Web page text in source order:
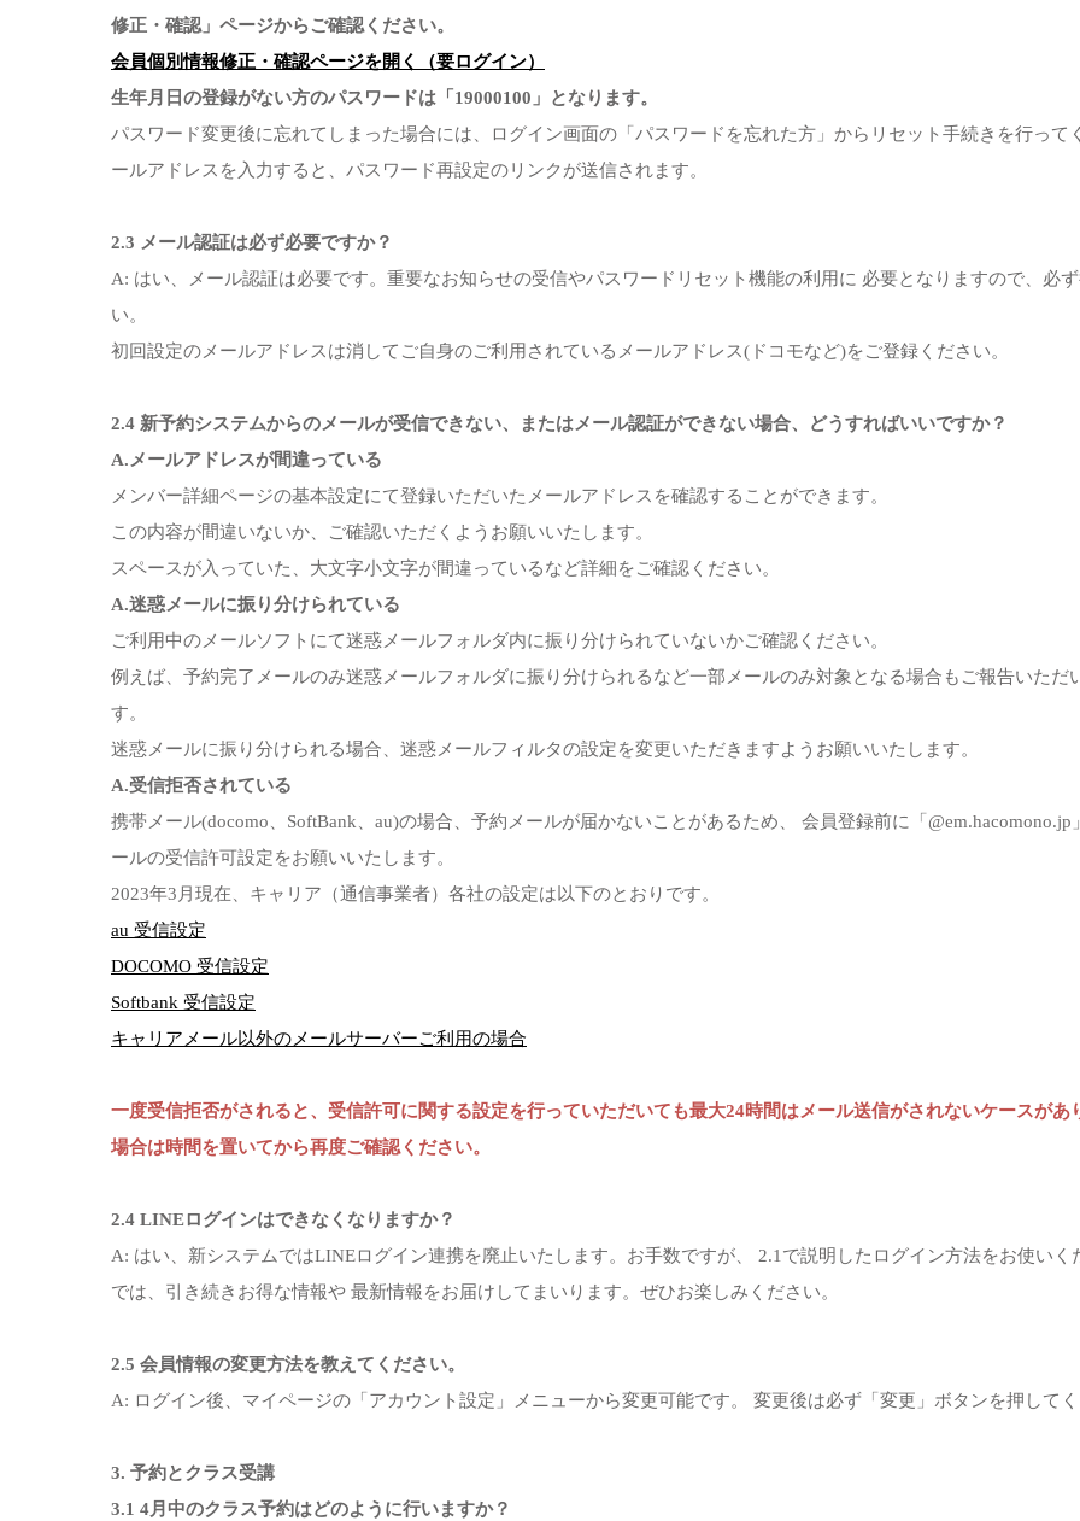
修正・確認」ページからご確認ください。
会員個別情報修正・確認ページを開く（要ログイン）
生年月日の登録がない方のパスワードは「19000100」となります。
パスワード変更後に忘れてしまった場合には、ログイン画面の「パスワードを忘れた方」からリセット手続きを行って
ールアドレスを入力すると、パスワード再設定のリンクが送信されます。
2.3 メール認証は必ず必要ですか？
A: はい、メール認証は必要です。重要なお知らせの受信やパスワードリセット機能の利用に 必要となりますので、必
い。
初回設定のメールアドレスは消してご自身のご利用されているメールアドレス(ドコモなど)をご登録ください。
2.4 新予約システムからのメールが受信できない、またはメール認証ができない場合、どうすればいいですか？
A.メールアドレスが間違っている
メンバー詳細ページの基本設定にて登録いただいたメールアドレスを確認することができます。
この内容が間違いないか、ご確認いただくようお願いいたします。
スペースが入っていた、大文字小文字が間違っているなど詳細をご確認ください。
A.迷惑メールに振り分けられている
ご利用中のメールソフトにて迷惑メールフォルダ内に振り分けられていないかご確認ください。
例えば、予約完了メールのみ迷惑メールフォルダに振り分けられるなど一部メールのみ対象となる場合もご報告いただ
す。
迷惑メールに振り分けられる場合、迷惑メールフィルタの設定を変更いただきますようお願いいたします。
A.受信拒否されている
携帯メール(docomo、SoftBank、au)の場合、予約メールが届かないことがあるため、 会員登録前に「@em.hacomono.jp
ールの受信許可設定をお願いいたします。
2023年3月現在、キャリア（通信事業者）各社の設定は以下のとおりです。
au 受信設定
DOCOMO 受信設定
Softbank 受信設定
キャリアメール以外のメールサーバーご利用の場合
一度受信拒否がされると、受信許可に関する設定を行っていただいても最大24時間はメール送信がされないケースがあ
場合は時間を置いてから再度ご確認ください。
2.4 LINEログインはできなくなりますか？
A: はい、新システムではLINEログイン連携を廃止いたします。お手数ですが、 2.1で説明したログイン方法をお使いく
では、引き続きお得な情報や 最新情報をお届けしてまいります。ぜひお楽しみください。
2.5 会員情報の変更方法を教えてください。
A: ログイン後、マイページの「アカウント設定」メニューから変更可能です。 変更後は必ず「変更」ボタンを押してく
3. 予約とクラス受講
3.1 4月中のクラス予約はどのように行いますか？